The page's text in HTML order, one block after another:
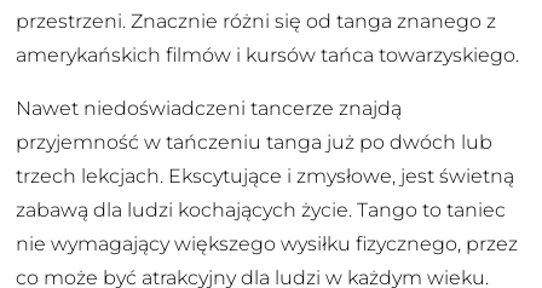
przestrzeni. Znacznie różni się od tanga znanego z
amerykańskich filmów i kursów tańca towarzyskiego.
Nawet niedoświadczeni tancerze znajdą
przyjemność w tańczeniu tanga już po dwóch lub
trzech lekcjach. Ekscytujące i zmysłowe, jest świetną
zabawą dla ludzi kochających życie. Tango to taniec
nie wymagający większego wysiłku fizycznego, przez
co może być atrakcyjny dla ludzi w każdym wieku.